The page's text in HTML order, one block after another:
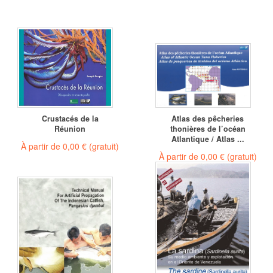
Crustacés de la
Réunion
À partir de0,00 € (gratuit)
Atlas des pêcheries
thonières de l’océan
Atlantique / Atlas ...
À partir de 0,00 € (gratuit)